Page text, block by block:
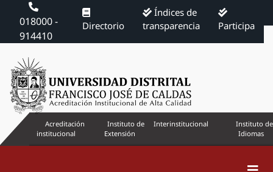
018000 -
914410
Directorio
Índices de
transparencia
Participa
Acreditación
institucional
Instituto de
Extensión
Interinstitucional
Instituto de
Idiomas